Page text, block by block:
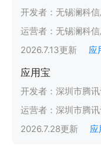
开发者： 无锡澜科
运营者： 无锡澜科
2026.7.13更新 应
应用宝
开发者： 深圳市腾
运营者： 深圳市腾
2026.7.28更新 应